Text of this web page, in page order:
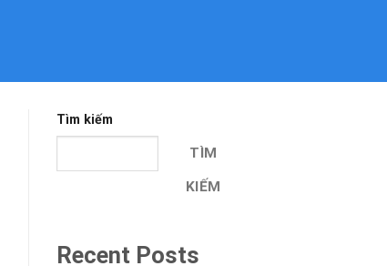
Tìm kiếm
TÌM
KIẾM
Recent Posts